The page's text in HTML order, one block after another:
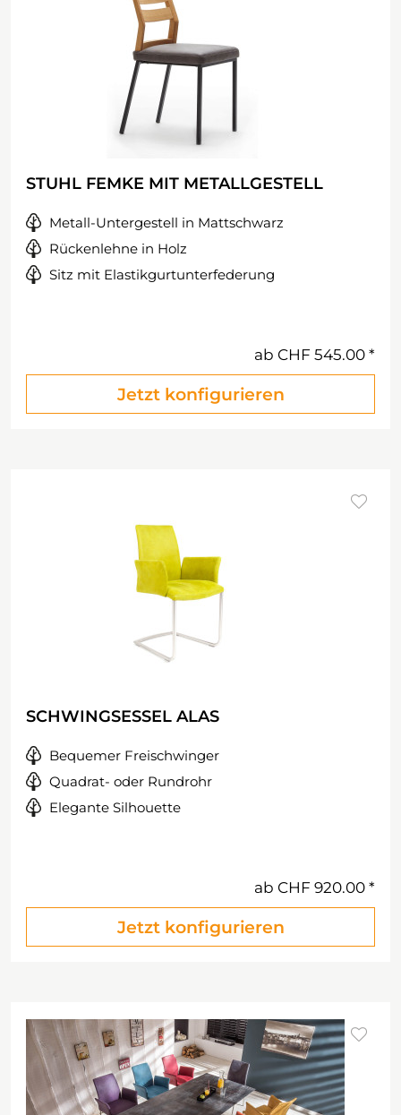
STUHL FEMKE MIT METALLGESTELL
Metall-Untergestell in Mattschwarz
Rückenlehne in Holz
Sitz mit Elastikgurtunterfederung
ab CHF 545.00
Jetzt konfigurieren
SCHWINGSESSEL ALAS
Bequemer Freischwinger
Quadrat- oder Rundrohr
Elegante Silhouette
ab CHF 920.00
Jetzt konfigurieren